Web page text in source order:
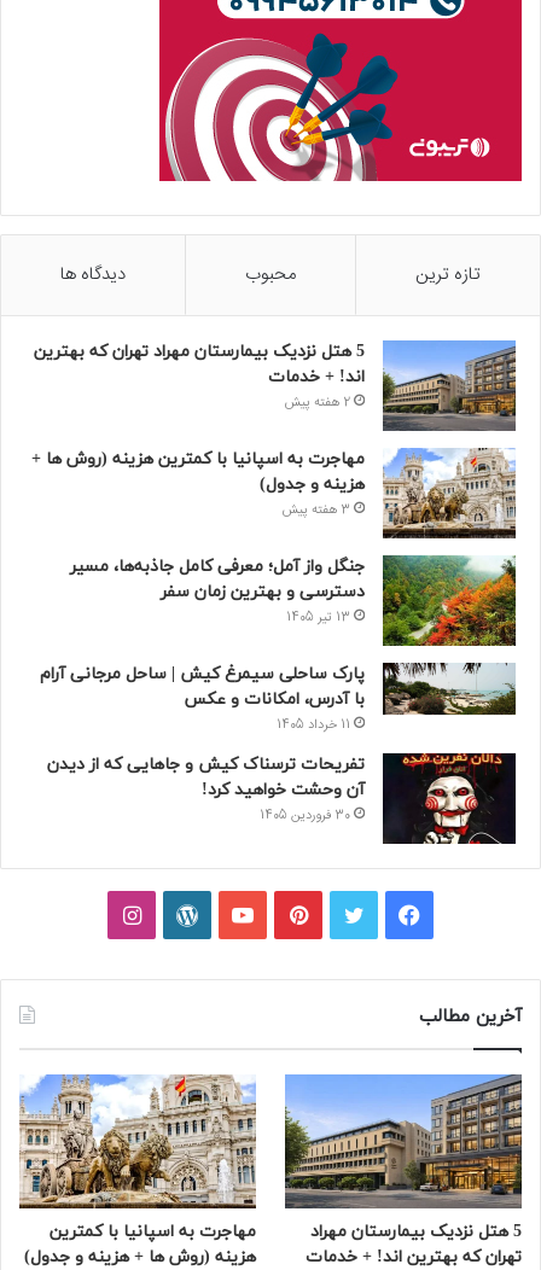
تازه ترین محبوب دیدگاه ها
5 هتل نزدیک بیمارستان مهراد تهران که بهترین‌
اند! + خدمات
2 هفته پیش
مهاجرت به اسپانیا با کمترین هزینه (روش ها +
هزینه و جدول)
3 هفته پیش
جنگل واز آمل؛ معرفی کامل جاذبه‌ها، مسیر
دسترسی و بهترین زمان سفر
13 تیر 1405
پارک ساحلی سیمرغ کیش | ساحل مرجانی آرام
با آدرس، امکانات و عکس
11 خرداد 1405
تفریحات ترسناک کیش و جاهایی که از دیدن
آن وحشت خواهید کرد!
30 فروردین 1405
فیسبوکتوییترپینتریستیوتیوبوردپرساینستاگرام
آخرین مطالب
5 هتل نزدیک بیمارستان مهراد
تهران که بهترین‌ اند! + خدمات
مهاجرت به اسپانیا با کمترین
هزینه (روش ها + هزینه و جدول)